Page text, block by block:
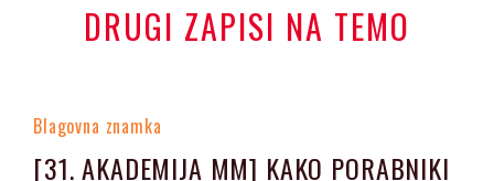
DRUGI ZAPISI NA TEMO
Blagovna znamka
[31. AKADEMIJA MM] KAKO PORABNIKI